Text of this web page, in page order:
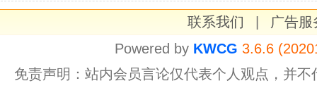
联系我们
广告服
Powered by KWCG 3.6.6
免责声明：站内会员言论仅代表个人观点，并